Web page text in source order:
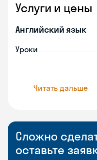
Услуги и цены
Английский язык
Уроки
Читать дальше
Сложно
оставьте